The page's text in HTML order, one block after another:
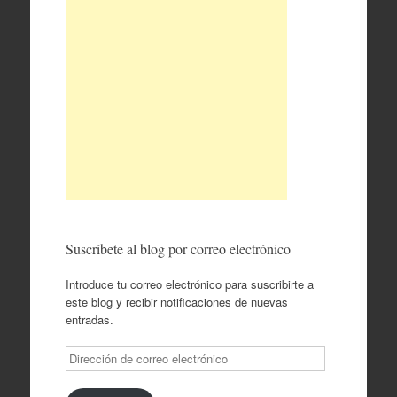
Suscríbete al blog por correo electrónico
Introduce tu correo electrónico para suscribirte a
este blog y recibir notificaciones de nuevas
entradas.
Dirección
de
correo